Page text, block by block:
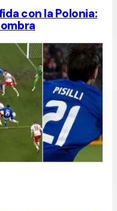
con la Polonia: